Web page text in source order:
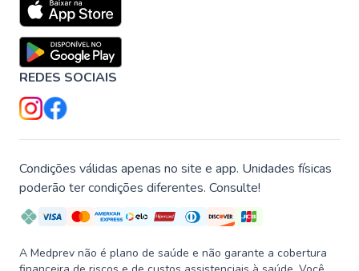
REDES SOCIAIS
Condições válidas apenas no site e app. Unidades físicas
poderão ter condições diferentes. Consulte!
A Medprev não é plano de saúde e não garante a cobertura